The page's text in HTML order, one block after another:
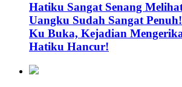
Hatiku Sangat Senang
Uangku Sudah Sangat
Ku Buka, Kejadian
Hatiku Hancur!